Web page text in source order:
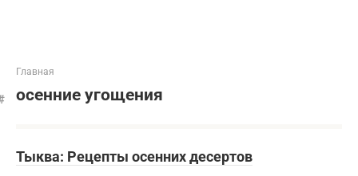
Главная
осенние угощения
Тыква: Рецепты осенних десертов